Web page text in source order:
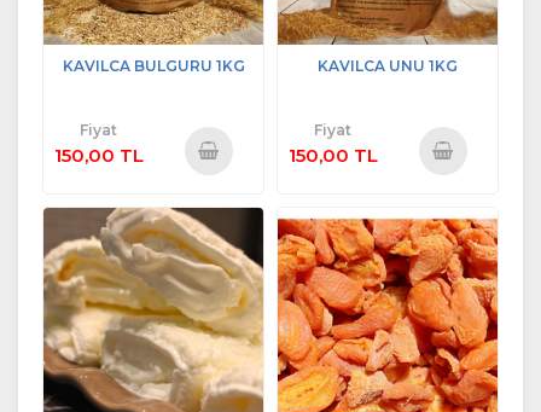
KAVILCA BULGURU 1KG
Fiyat
150,00 TL
Ekle
KAVILCA UNU 1KG
Fiyat
150,00 TL
Ekle